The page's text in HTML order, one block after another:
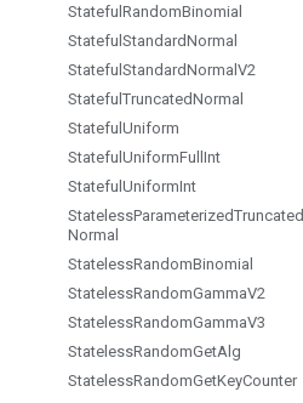
Stateful RandomBinomial
Stateful StandardNormal
Stateful StandardNormal V2
Stateful TruncatedNormal
Stateful Uniform
Stateful UniformFull Int
Stateful UniformInt
StatelessParameterizedTruncated
Normal
StatelessRandomBinomial
StatelessRandomGammaV2
StatelessRandomGammaV3
StatelessRandomGetAlg
StatelessRandomGetKeyCounter